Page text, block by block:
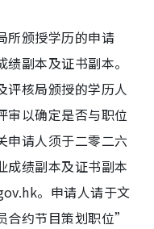
所颁授学历的申请
副本及证书副本。
核局颁授的学历人
审以确定是否与职位
申请人须于二零二六
成绩副本及证书副本
。申请人请于文
约节目策划职位”